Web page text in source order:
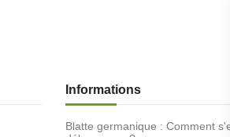
Informations
Blatte germanique : Comment